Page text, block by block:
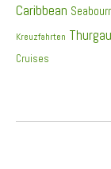
Caribbean
Kreuzfahrten
Cruises